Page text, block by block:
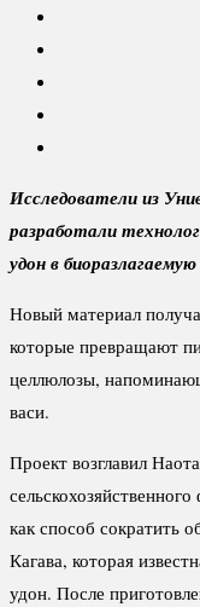
Исследователи из
разработали
удон в биоразлагаемую
Новый материал
которые превращают
целлюлозы,
васи.
Проект возглавил
как способ сократить
Кагава, которая
удон. После